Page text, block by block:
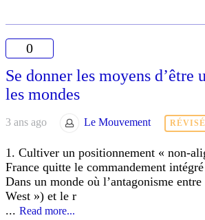
0
Se donner les moyens d’être
les mondes
3 ans ago Le Mouvement RÉVISÉ
1. Cultiver un positionnement « non-
France quitte le commandement
Dans un monde où l’antagonisme
West ») et le r
... Read more...